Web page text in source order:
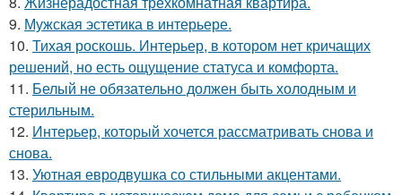
9. Мужская эстетика в интерьере.
10. Тихая роскошь. Интерьер, в котором нет кричащих
решений, но есть ощущение статуса и комфорта.
11. Белый не обязательно должен быть холодным и
стерильным.
12. Интерьер, который хочется рассматривать снова и
снова.
13. Уютная евродвушка со стильными акцентами.